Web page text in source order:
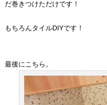
だ巻きつけただけです！
もちろんタイルDIYです！
最後にこちら。